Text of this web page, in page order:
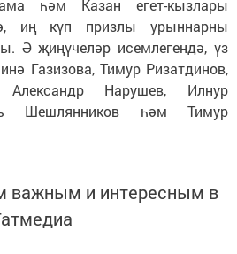
һәм Казан егет-кызлары
иң күп призлы урыннарны
Ә җиңүчеләр исемлегендә, үз
Газизова, Тимур Ризатдинов,
Нарушев, Илнур
Шешлянников һәм Тимур
важным и интересным в